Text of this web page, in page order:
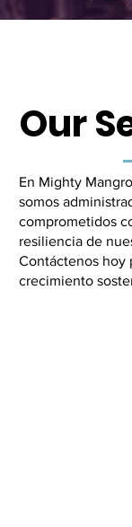
Our
En Mighty
somos
comprometidos
resiliencia de
Contáctenos hoy
crecimiento